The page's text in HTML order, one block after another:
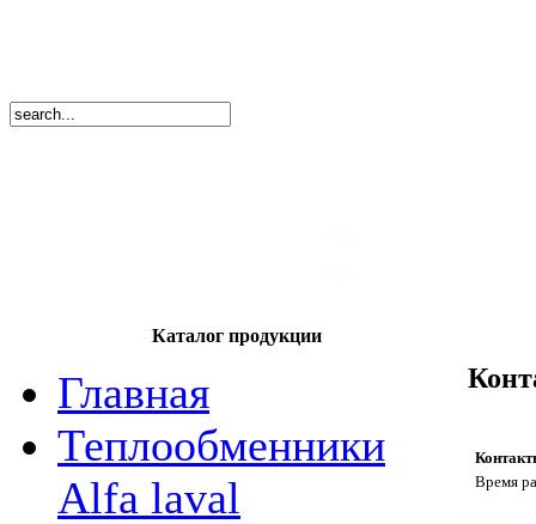
Каталог продукции
Главная
Теплообменники
Alfa laval
Время